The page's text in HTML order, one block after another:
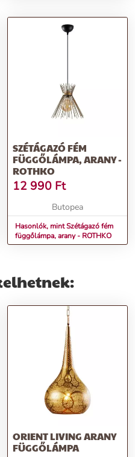
SZÉTÁGAZÓ FÉM
FÜGGŐLÁMPA, ARANY -
ROTHKO
12 990 Ft
Butopea
Hasonlók, mint Szétágazó fém
függőlámpa, arany - ROTHKO
ORIENT LIVING ARANY
FÜGGŐLÁMPA